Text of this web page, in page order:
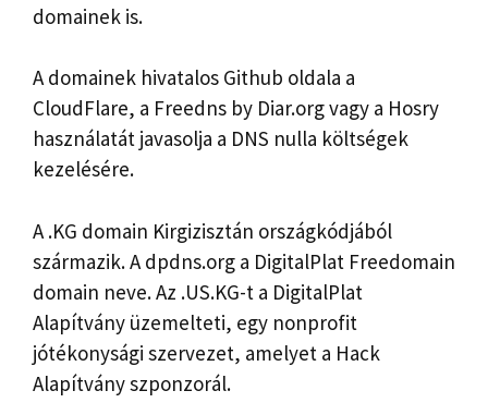
domainek is.
A domainek hivatalos Github oldala a
CloudFlare, a Freedns by Diar.org vagy a Hosry
használatát javasolja a DNS nulla költségek
kezelésére.
A .KG domain Kirgizisztán országkódjából
származik. A dpdns.org a DigitalPlat Freedomain
domain neve. Az .US.KG-t a DigitalPlat
Alapítvány üzemelteti, egy nonprofit
jótékonysági szervezet, amelyet a Hack
Alapítvány szponzorál.